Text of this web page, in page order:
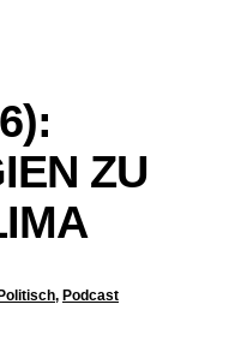
ZU
, Podcast